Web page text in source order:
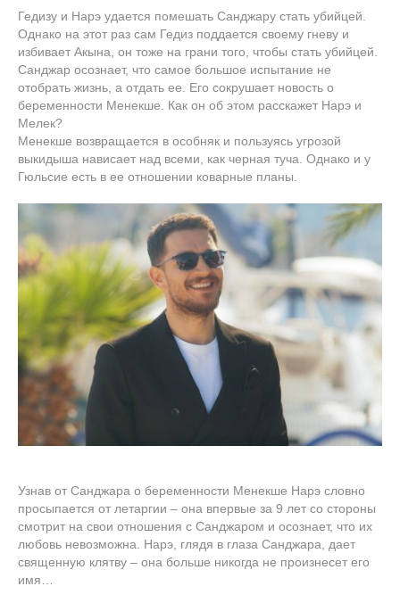
Гедизу и Нарэ удается помешать Санджару стать убийцей.
Однако на этот раз сам Гедиз поддается своему гневу и
избивает Акына, он тоже на грани того, чтобы стать убийцей.
Санджар осознает, что самое большое испытание не
отобрать жизнь, а отдать ее. Его сокрушает новость о
беременности Менекше. Как он об этом расскажет Нарэ и
Мелек?
Менекше возвращается в особняк и пользуясь угрозой
выкидыша нависает над всеми, как черная туча. Однако и у
Гюльсие есть в ее отношении коварные планы.
Узнав от Санджара о беременности Менекше Нарэ словно
просыпается от летаргии – она впервые за 9 лет со стороны
смотрит на свои отношения с Санджаром и осознает, что их
любовь невозможна. Нарэ, глядя в глаза Санджара, дает
священную клятву – она больше никогда не произнесет его
имя…